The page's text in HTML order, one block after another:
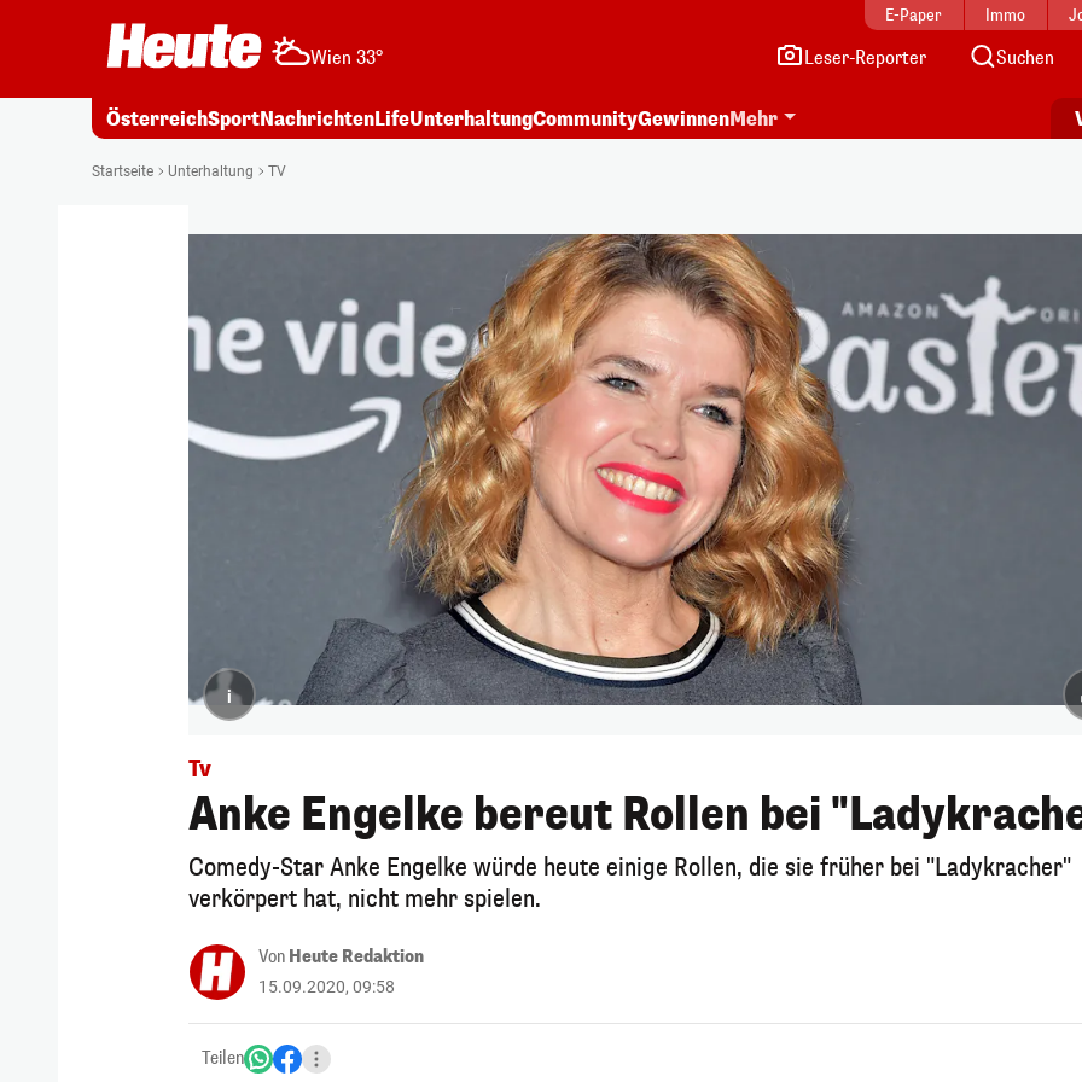
E-Paper Immo
Wien 33° Leser-Reporter Suchen
ÖsterreichSportNachrichtenLifeUnterhaltungCommunityGewinnenMehr
Startseite Unterhaltung TV
i
Tv
Anke Engelke bereut Rollen bei
Comedy-Star Anke Engelke würde heute einige Rollen, die sie früher bei "Ladykracher"
verkörpert hat, nicht mehr spielen.
Von Heute Redaktion
15.09.2020, 09:58
Teilen